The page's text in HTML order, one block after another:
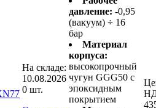
На складе:
10.08.2026
0 шт.
давление: -0,95
(вакуум) ÷ 16
бар
Материал
корпуса:
высокопрочный
чугун GGG50 с
эпоксидным
покрытием